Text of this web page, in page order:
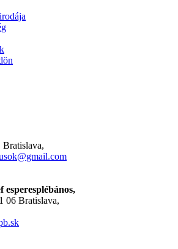
Bratislava,
06 Bratislava,